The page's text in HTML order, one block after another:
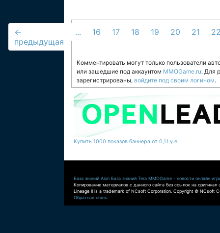
←
предыдущая
... 16 17 18 19 20 21
Комментировать могут только пользователи
или зашедшие под аккаунтом MMOGame.ru. Для
зарегистрированы, войдите под своим логином.
Купить 1000 показов баннера от 0,11 у.е.
База знаний Aion База знаний Tera MMOGame - новости онлайн
Копирование материалов с данного сайта без ссылок на оригинал
Lineage II is a trademark of NCsoft Corporation. Copyright © NCsoft
Обратная связь